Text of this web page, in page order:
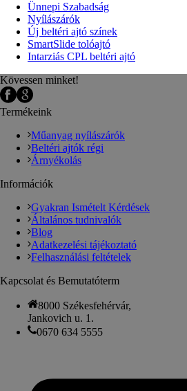
Ünnepi Szabadság
Nyílászárók
Új beltéri ajtó színek
SmartSlide tolóajtó
Intarziás CPL beltéri ajtó
Kövessen minket!
Termékeink
Műanyag nyílászárók
Beltéri ajtók régi
Árnyékolás
Információk
Gyakran Ismételt Kérdések
Általános tudnivalók
Blog
Adatkezelési tájékoztató
Felhasználási feltételek
Kapcsolat és Bemutatóterm
8000 Székesfehérvár,
Jankovich u. 1.
0670 634 5555